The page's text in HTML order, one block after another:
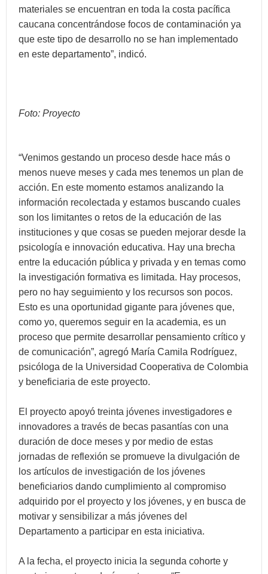
materiales se encuentran en toda la costa pacífica
caucana concentrándose focos de contaminación ya
que este tipo de desarrollo no se han implementado
en este departamento”, indicó.
Foto: Proyecto
“Venimos gestando un proceso desde hace más o
menos nueve meses y cada mes tenemos un plan de
acción. En este momento estamos analizando la
información recolectada y estamos buscando cuales
son los limitantes o retos de la educación de las
instituciones y que cosas se pueden mejorar desde la
psicología e innovación educativa. Hay una brecha
entre la educación pública y privada y en temas como
la investigación formativa es limitada. Hay procesos,
pero no hay seguimiento y los recursos son pocos.
Esto es una oportunidad gigante para jóvenes que,
como yo, queremos seguir en la academia, es un
proceso que permite desarrollar pensamiento crítico y
de comunicación”, agregó María Camila Rodríguez,
psicóloga de la Universidad Cooperativa de Colombia
y beneficiaria de este proyecto.
El proyecto apoyó treinta jóvenes investigadores e
innovadores a través de becas pasantías con una
duración de doce meses y por medio de estas
jornadas de reflexión se promueve la divulgación de
los artículos de investigación de los jóvenes
beneficiarios dando cumplimiento al compromiso
adquirido por el proyecto y los jóvenes, y en busca de
motivar y sensibilizar a más jóvenes del
Departamento a participar en esta iniciativa.
A la fecha, el proyecto inicia la segunda cohorte y